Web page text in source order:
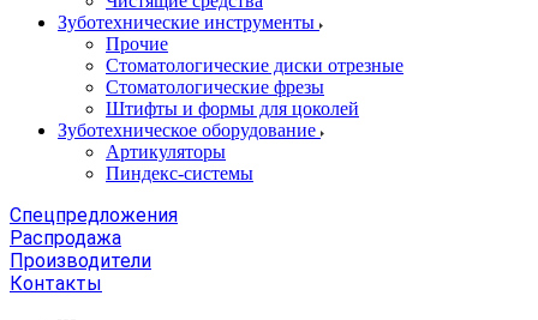
Зуботехнические инструменты
Прочие
Стоматологические диски отрезные
Стоматологические фрезы
Штифты и формы для цоколей
Зуботехническое оборудование
Артикуляторы
Пиндекс-системы
Спецпредложения
Распродажа
Производители
Контакты